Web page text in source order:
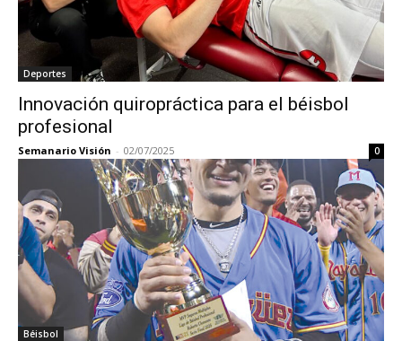
Deportes
Innovación quiropráctica para el béisbol
profesional
Semanario Visión - 02/07/2025 0
Béisbol